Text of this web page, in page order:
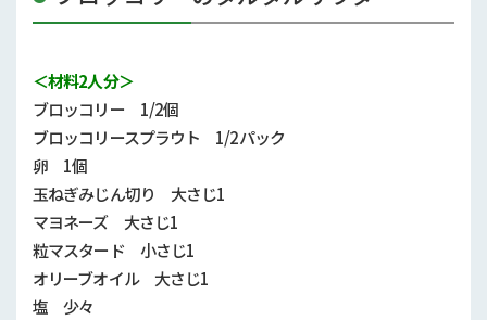
＜材料2人分＞
ブロッコリー 1/2個
ブロッコリースプラウト 1/2パック
卵 1個
玉ねぎみじん切り 大さじ1
マヨネーズ 大さじ1
粒マスタード 小さじ1
オリーブオイル 大さじ1
塩 少々